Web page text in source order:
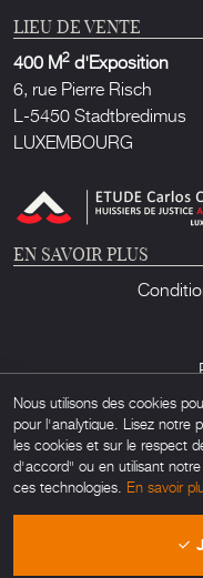
LIEU DE VENTE
400 M2 d'Exposition
6, rue Pierre Risch
L-5450 Stadtbredimus
LUXEMBOURG
EN SAVOIR PLUS
matériel trouvé sur
Nous utilisons des cookies
pour l'analytique. Lisez notre
les cookies et sur le respect
d'accord" ou en utilisant
ces technologies. En savoir